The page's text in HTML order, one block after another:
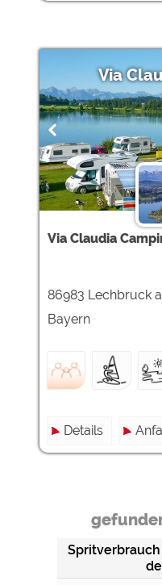
Via
Via Claudia
86983 Lechbruck
Bayern
Details